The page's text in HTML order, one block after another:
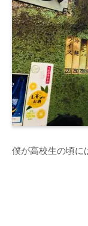
僕が高校生の頃に